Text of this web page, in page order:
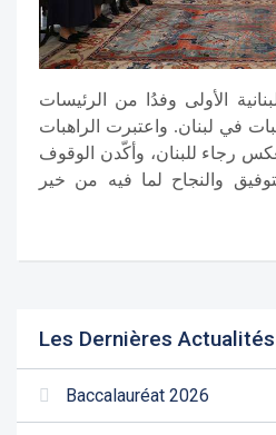
الأولى وفدُا من الرئيسات
في لبنان. واعتبرت الراهبات
رجاء للبنان، وأكّدن الوقوف
والنجاح لما فيه من خير
Les Dernières Actualités
Baccalauréat 2026